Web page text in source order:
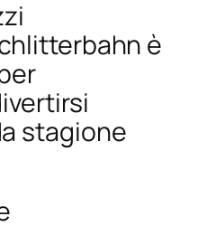
è
stagione